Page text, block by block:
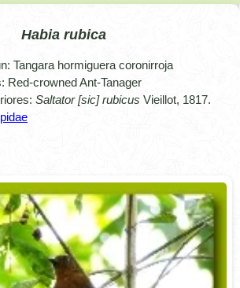
Habia rubica
Tangara hormiguera coronirroja
Red-crowned Ant-Tanager
Saltator [sic] rubicus Vieillot, 1817.